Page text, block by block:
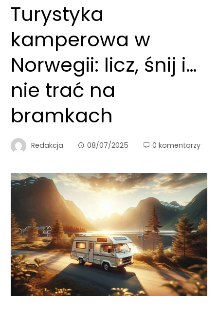
Turystyka
kamperowa w
Norwegii: licz, śnij i…
nie trać na
bramkach
Redakcja 08/07/2025 0 komentarzy